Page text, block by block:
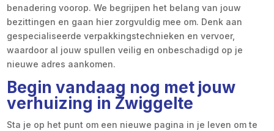
benadering voorop. We begrijpen het belang van jouw
bezittingen en gaan hier zorgvuldig mee om. Denk aan
gespecialiseerde verpakkingstechnieken en vervoer,
waardoor al jouw spullen veilig en onbeschadigd op je
nieuwe adres aankomen.
Begin vandaag nog met jouw
verhuizing in Zwiggelte
Sta je op het punt om een nieuwe pagina in je leven om te